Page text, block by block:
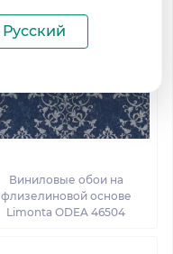
Виниловые обои на
флизелиновой основе
Limonta ODEA 46504
Русский